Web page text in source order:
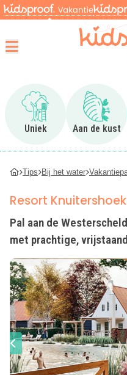
Uniek
Ga naar Uniek
Aan de kust
Ga
Tips Bij het water
Resort Knuitershoek
Pal aan de
met prachtige,